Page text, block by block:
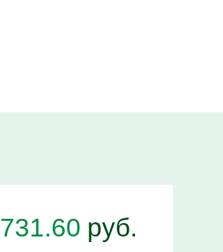
731.60 руб.